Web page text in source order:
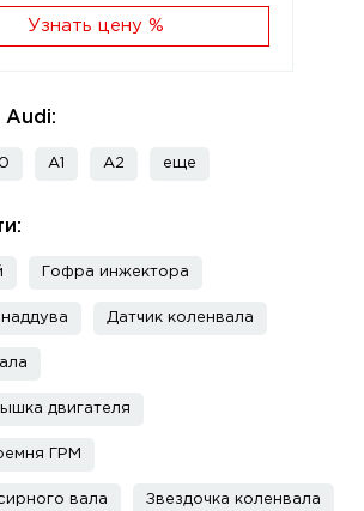
Узнать цену %
Audi:
A1 A2 еще
Гофра инжектора
Датчик коленвала
двигателя
ГРМ
вала Звездочка коленвала